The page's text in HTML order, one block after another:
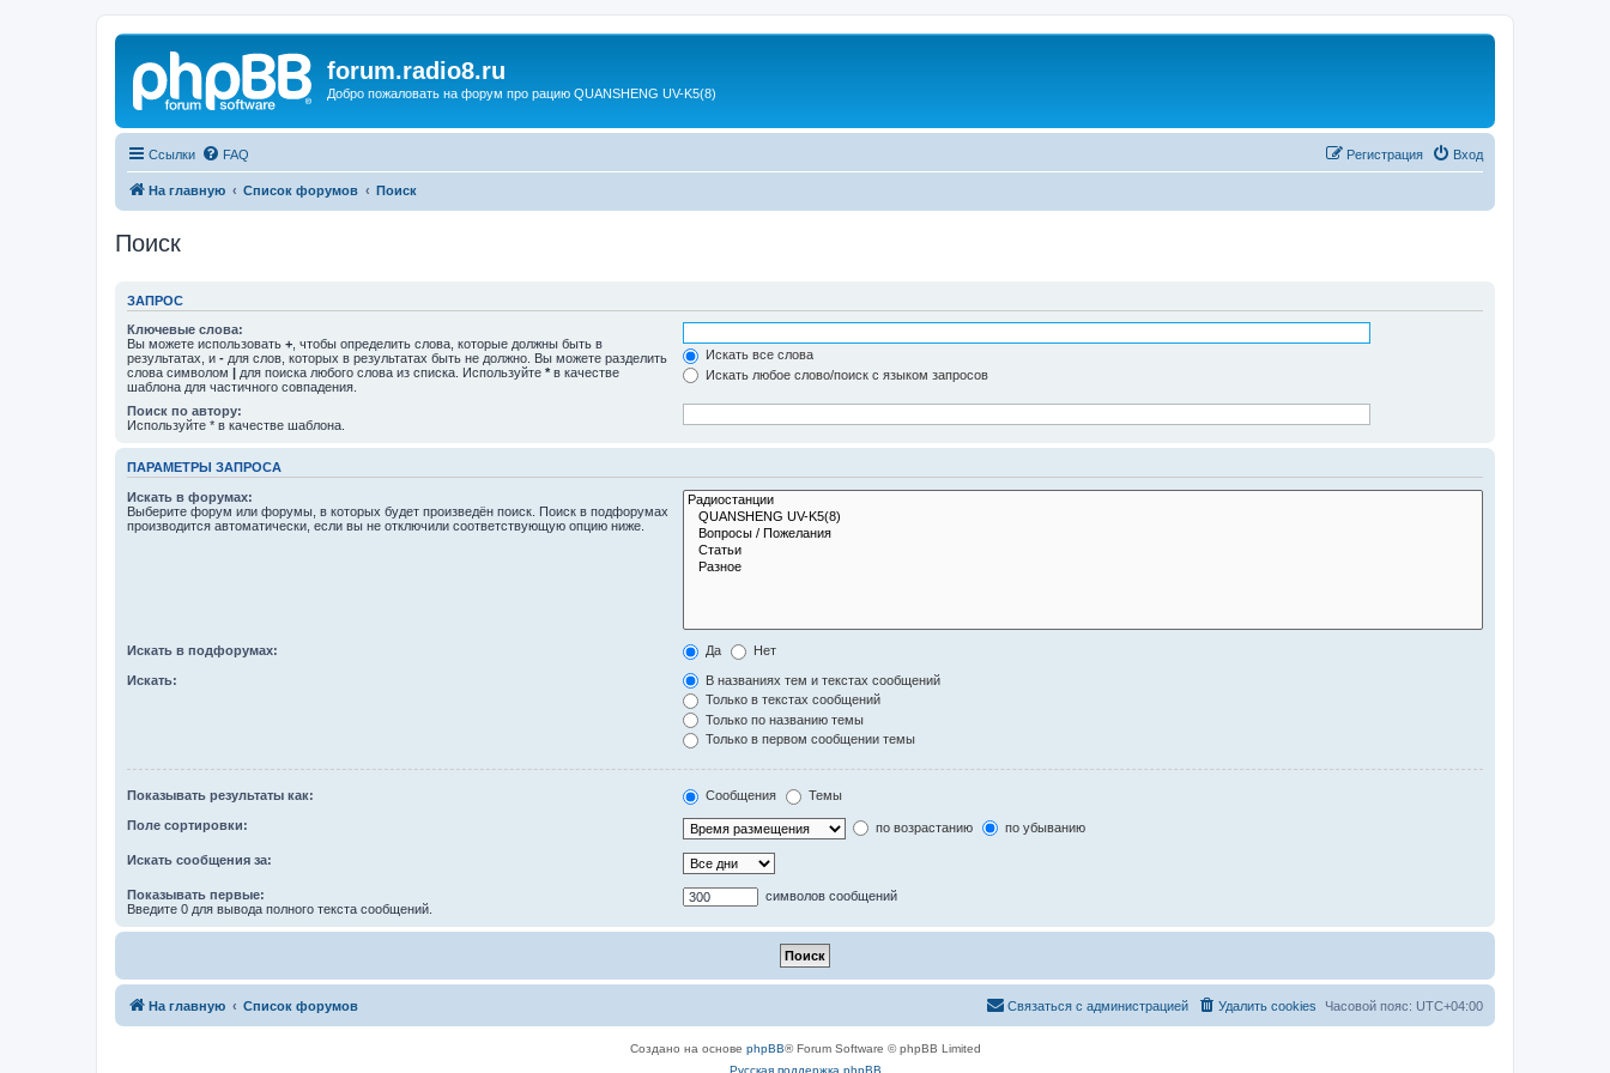
forum.radio8.ru
Добро пожаловать на форум про рацию QUANSHENG UV-K5(8)
Ссылки FAQ Вход
Регистрация
На главную Список форумов Поиск
Поиск
ЗАПРОС
Ключевые слова:
Вы можете использовать + , чтобы определить слова, которые должны быть в
результатах, и - для слов, которых в результатах быть не должно. Вы можете разделить
слова символом | для поиска любого слова из списка. Используйте * в качестве
шаблона для частичного совпадения.
Искать все слова
Искать любое слово/поиск с языком запросов
Поиск по автору:
Используйте * в качестве шаблона.
ПАРАМЕТРЫ ЗАПРОСА
Искать в форумах:
Выберите форум или форумы, в которых будет произведён поиск. Поиск в подфорумах
производится автоматически, если вы не отключили соответствующую опцию ниже.
Искать в подфорумах: Да Нет
Искать:
В названиях тем и текстах сообщений
Только в текстах сообщений
Только по названию темы
Только в первом сообщении темы
Показывать результаты как: Сообщения Темы
Поле сортировки: по возрастанию по убыванию
Искать сообщения за:
Показывать первые:
Введите 0 для вывода полного текста сообщений.
символов сообщений
На главную Список форумов Часовой пояс: UTC+04:00
Удалить cookies
Связаться с администрацией
Создано на основе phpBB® Forum Software © phpBB Limited
Русская поддержка phpBB